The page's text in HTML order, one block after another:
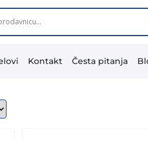
Kontakt Česta pitanja